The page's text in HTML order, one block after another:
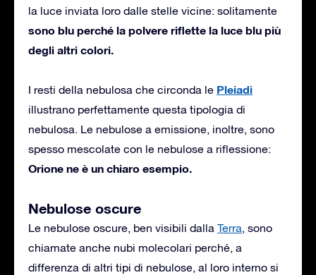
la luce inviata loro dalle stelle vicine: solitamente
sono blu perché la polvere riflette la luce blu più
degli altri colori.
I resti della nebulosa che circonda le Pleiadi
illustrano perfettamente questa tipologia di
nebulosa. Le nebulose a emissione, inoltre, sono
spesso mescolate con le nebulose a riflessione:
Orione ne è un chiaro esempio.
Nebulose oscure
Le nebulose oscure, ben visibili dalla Terra, sono
chiamate anche nubi molecolari perché, a
differenza di altri tipi di nebulose, al loro interno si